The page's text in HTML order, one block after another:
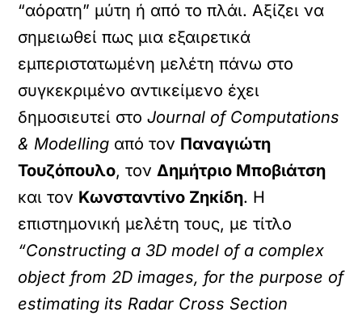
“αόρατη” μύτη ή από το πλάι. Αξίζει να
σημειωθεί πως μια εξαιρετικά
εμπεριστατωμένη μελέτη πάνω στο
συγκεκριμένο αντικείμενο έχει
δημοσιευτεί στοJournal of Computations
& Modelling από τον Παναγιώτη
Τουζόπουλο, τονΔημήτριο Μποβιάτση
και τον Κωνσταντίνο Ζηκίδη. Η
επιστημονική μελέτη τους, με τίτλο
“Constructing a 3D model of a complex
object from 2D images, for the purpose of
estimating its Radar Cross Section